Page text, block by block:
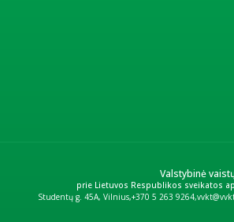
Valstybinė
prie Lietuvos Respublikos sveikatos
Studentų g. 45A, Vilnius +370 5 263 9264